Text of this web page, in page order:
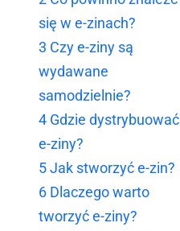
się w e-zinach?
3 Czy e-ziny są
wydawane
samodzielnie?
4 Gdzie dystrybuować
e-ziny?
5Jak stworzyć e-zin?
6 Dlaczego warto
tworzyć e-ziny?